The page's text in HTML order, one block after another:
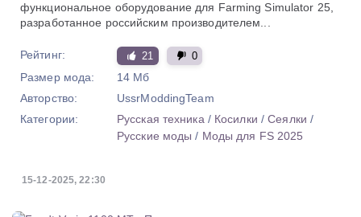
функциональное оборудование для Farming Simulator 25,
разработанное российским производителем...
Рейтинг: 21 0
Размер мода:
14 Мб
Авторство:
UssrModdingTeam
Категории:
Русская техника/ Косилки /Сеялки /
Русские моды / Моды для FS 2025
15-12-2025, 22:30